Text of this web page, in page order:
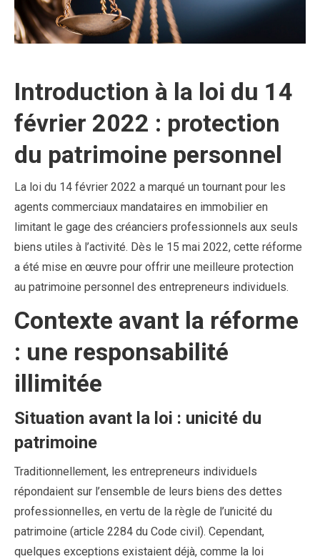
Introduction à la loi du 14
février 2022 : protection
du patrimoine personnel
La loi du 14 février 2022 a marqué un tournant pour les
agents commerciaux mandataires en immobilier en
limitant le gage des créanciers professionnels aux seuls
biens utiles à l’activité. Dès le 15 mai 2022, cette réforme
a été mise en œuvre pour offrir une meilleure protection
au patrimoine personnel des entrepreneurs individuels.
Contexte avant la réforme
: une responsabilité
illimitée
Situation avant la loi : unicité du
patrimoine
Traditionnellement, les entrepreneurs individuels
répondaient sur l’ensemble de leurs biens des dettes
professionnelles, en vertu de la règle de l’unicité du
patrimoine (article 2284 du Code civil). Cependant,
quelques exceptions existaient déjà, comme la loi